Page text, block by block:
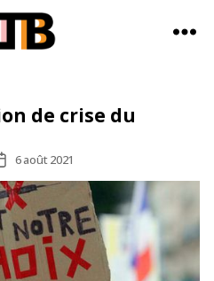
Bag
-
d'information
quotidienne
de crise du
6 août 2021